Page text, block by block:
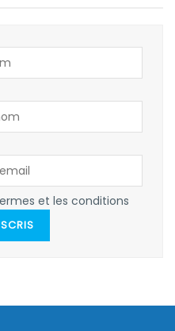
et les conditions